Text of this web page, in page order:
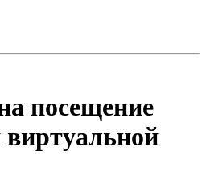
посещение